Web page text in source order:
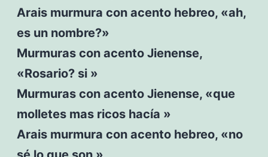
Arais murmura con acento hebreo, «ah,
es un nombre?»
Murmuras con acento Jienense,
«Rosario? si »
Murmuras con acento Jienense, «que
molletes mas ricos hacía »
Arais murmura con acento hebreo, «no